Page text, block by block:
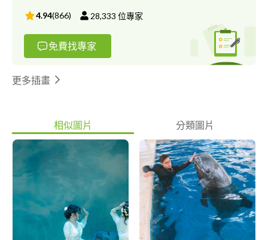
4.94(866) 28,333 位專家
免費找專家
更多插畫
相似圖片 分類圖片